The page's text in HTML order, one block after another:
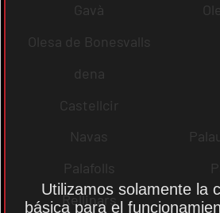
Gavà
Olesa de Bonesvalls
dena
Castellcir
Navas
Palafolls
Rellinars
Utilizamos solamente la
básica para el